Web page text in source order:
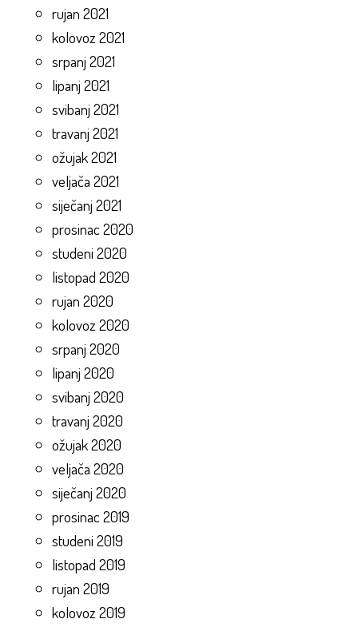
rujan 2021
kolovoz 2021
srpanj 2021
lipanj 2021
svibanj 2021
travanj 2021
ožujak 2021
veljača 2021
siječanj 2021
prosinac 2020
studeni 2020
listopad 2020
rujan 2020
kolovoz 2020
srpanj 2020
lipanj 2020
svibanj 2020
travanj 2020
ožujak 2020
veljača 2020
siječanj 2020
prosinac 2019
studeni 2019
listopad 2019
rujan 2019
kolovoz 2019